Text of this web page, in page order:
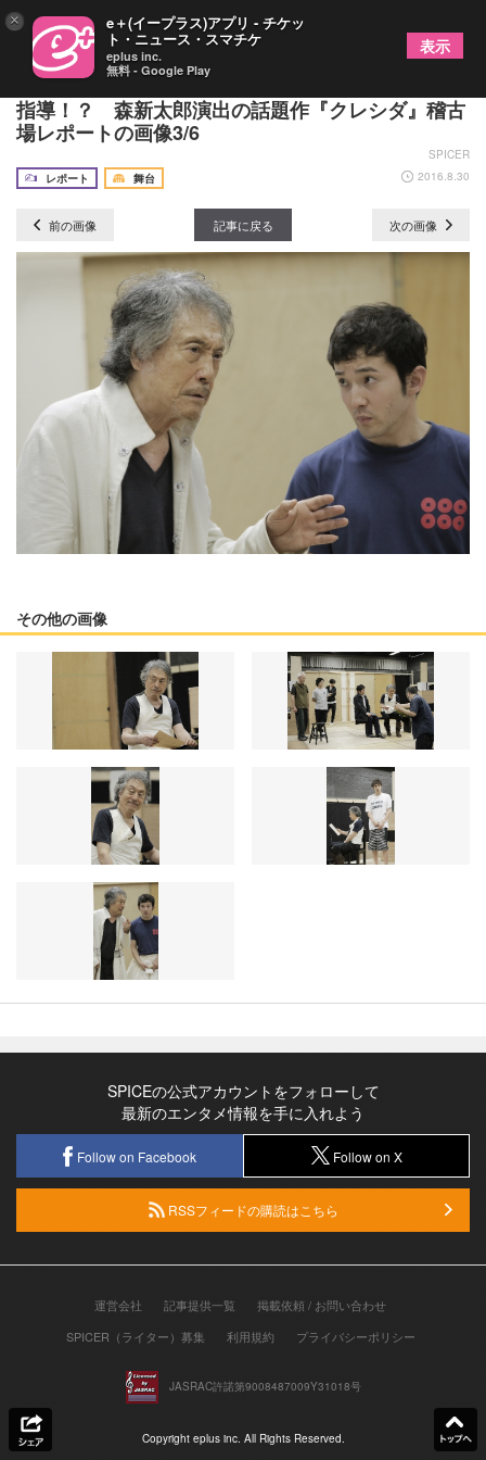
名優・平幹二朗が実力派若手俳優たちを厳しく演技
指導！？ 森新太郎演出の話題作『クレシダ』稽古
場レポートの画像3/6
SPICER
レポート
舞台 2016.8.30
前の画像 記事に戻る 次の画像
その他の画像
SPICEの公式アカウントをフォローして
最新のエンタメ情報を手に入れよう
Follow on Facebook Follow on X
RSSフィードの購読はこちら
運営会社 記事提供一覧
掲載依頼 / お問い合わせ
SPICER（ライター）募集
利用規約 プライバシーポリシー
JASRAC許諾第9008487009Y31018号
Copyright eplus inc. All Rights Reserved.
× e＋(イープラス)アプリ - チケッ
ト・ニュース・スマチケ
eplus inc.
無料 - Google Play
表示